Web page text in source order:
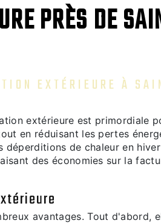
PRÈS DE
EXTÉRIEURE À
extérieure est primordiale
en réduisant les pertes
de chaleur en
des économies sur la
avantages. Tout d'abord,